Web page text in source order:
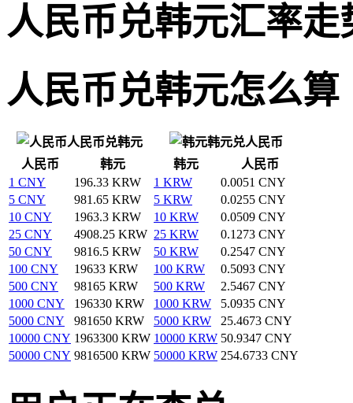
人民币兑韩元汇率走
人民币兑韩元怎么算
人民币兑韩元
韩元兑人民币
人民币
韩元 韩元
人民币
1 CNY
196.33 KRW 1 KRW
0.0051 CNY
5 CNY
981.65 KRW 5 KRW
0.0255 CNY
10 CNY
1963.3 KRW 10 KRW
0.0509 CNY
25 CNY
4908.25 KRW 25 KRW
0.1273 CNY
50 CNY
9816.5 KRW 50 KRW
0.2547 CNY
100 CNY
19633 KRW 100 KRW
0.5093 CNY
500 CNY
98165 KRW 500 KRW
2.5467 CNY
1000 CNY
196330 KRW 1000 KRW
5.0935 CNY
5000 CNY
981650 KRW 5000 KRW
25.4673 CNY
10000 CNY 1963300 KRW 10000 KRW 50.9347 CNY
50000 CNY 9816500 KRW 50000 KRW 254.6733 CNY